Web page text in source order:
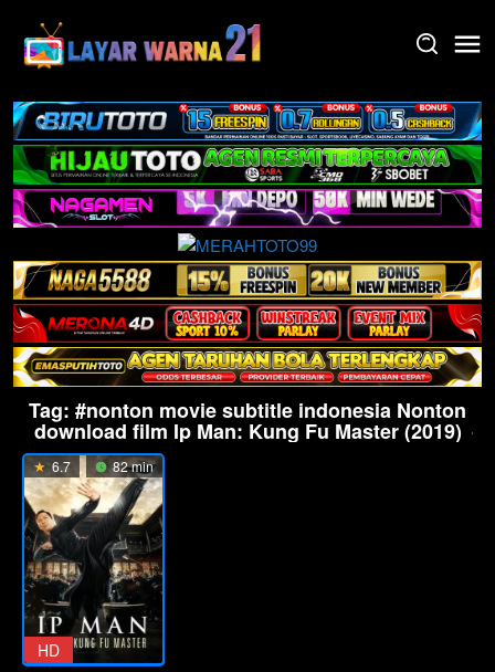
content
Tag: #nonton movie subtitle indonesia Nonton
download film Ip Man: Kung Fu Master (2019)
6.7 82 min
HD